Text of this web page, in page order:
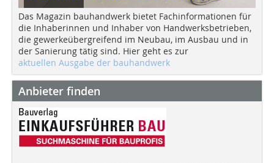
Das Magazin bauhandwerk bietet Fachinformationen für
die Inhaberinnen und Inhaber von Handwerksbetrieben,
die gewerkeübergreifend im Neubau, im Ausbau und in
der Sanierung tätig sind. Hier geht es zur
aktuellen Ausgabe der bauhandwerk
Anbieter finden